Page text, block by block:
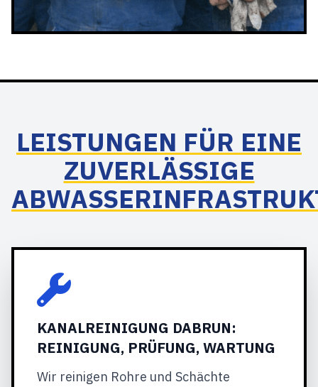
LEISTUNGEN FÜR EINE
ZUVERLÄSSIGE
KANALREINIGUNG DABRUN:
REINIGUNG, PRÜFUNG, WARTUNG
Wir reinigen Rohre und Schächte